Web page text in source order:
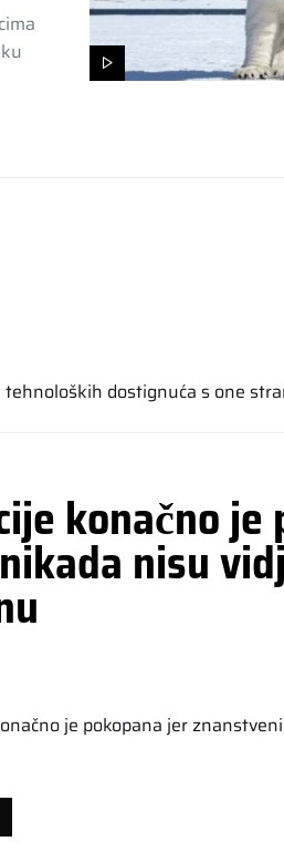
dostignuća s one
konačno je
nisu
je pokopana jer